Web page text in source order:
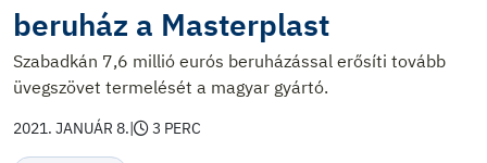
beruház a Masterplast
Szabadkán 7,6 millió eurós beruházással erősíti tovább
üvegszövet termelését a magyar gyártó.
2021. JANUÁR 8.| 3 PERC